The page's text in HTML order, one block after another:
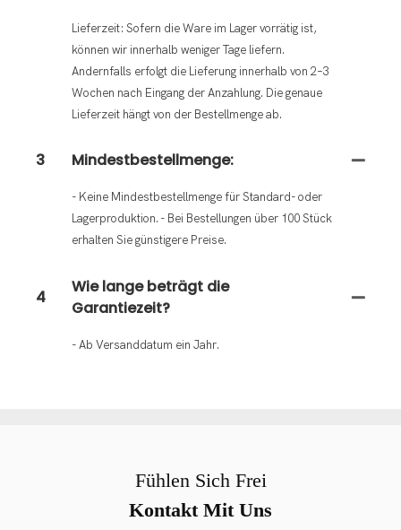
Lieferzeit: Sofern die Ware im Lager vorrätig ist,
können wir innerhalb weniger Tage liefern.
Andernfalls erfolgt die Lieferung innerhalb von 2–3
Wochen nach Eingang der Anzahlung. Die genaue
Lieferzeit hängt von der Bestellmenge ab.
3 Mindestbestellmenge:
- Keine Mindestbestellmenge für Standard- oder
Lagerproduktion. - Bei Bestellungen über 100 Stück
erhalten Sie günstigere Preise.
4
Wie lange beträgt die
Garantiezeit?
- Ab Versanddatum ein Jahr.
Fühlen Sich Frei
Kontakt Mit Uns